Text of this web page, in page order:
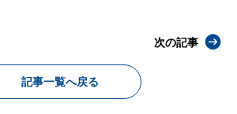
記事一覧へ戻る
次の記事